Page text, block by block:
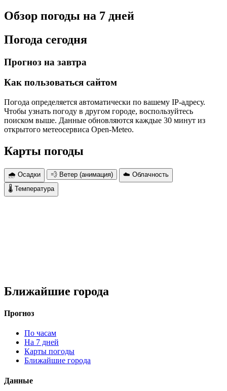
Обзор погоды на 7 дней
Погода сегодня
Прогноз на завтра
Как пользоваться сайтом
Погода определяется автоматически по вашему IP-адресу.
Чтобы узнать погоду в другом городе, воспользуйтесь
поиском выше. Данные обновляются каждые 30 минут из
открытого метеосервиса Open-Meteo.
Карты погоды
🌧 Осадки 💨 Ветер (анимация)
☁️ Облачность
🌡 Температура
Ближайшие города
Прогноз
По часам
На 7 дней
Карты погоды
Ближайшие города
Данные